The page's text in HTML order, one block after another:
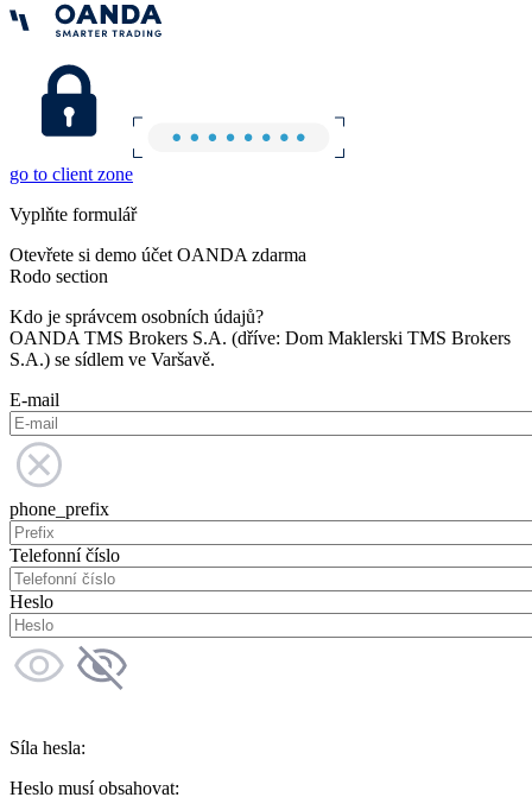
go to client zone
Vyplňte formulář
Otevřete si demo účet OANDA zdarma
Rodo section
Kdo je správcem osobních údajů?
OANDA TMS Brokers S.A. (dříve: Dom Maklerski TMS Brokers
S.A.) se sídlem ve Varšavě.
E-mail
phone_prefix
Telefonní číslo
Heslo
Síla hesla:
Heslo musí obsahovat: